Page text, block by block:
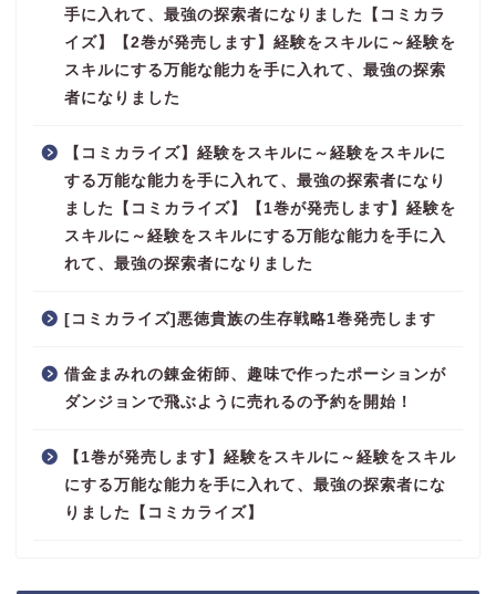
手に入れて、最強の探索者になりました【コミカラ
イズ】【2巻が発売します】経験をスキルに～経験を
スキルにする万能な能力を手に入れて、最強の探索
者になりました
【コミカライズ】経験をスキルに～経験をスキルに
する万能な能力を手に入れて、最強の探索者になり
ました【コミカライズ】【1巻が発売します】経験を
スキルに～経験をスキルにする万能な能力を手に入
れて、最強の探索者になりました
[コミカライズ]悪徳貴族の生存戦略1巻発売します
借金まみれの錬金術師、趣味で作ったポーションが
ダンジョンで飛ぶように売れるの予約を開始！
【1巻が発売します】経験をスキルに～経験をスキル
にする万能な能力を手に入れて、最強の探索者にな
りました【コミカライズ】